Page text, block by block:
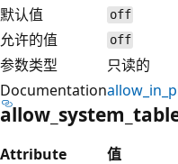
默认值
off
允许的值 off
参数类型
只读的
Documentation
Attribute
值